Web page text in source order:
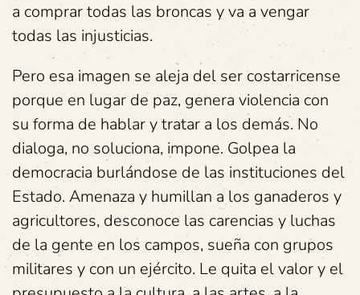
a comprar todas las broncas y va a vengar
todas las injusticias.
Pero esa imagen se aleja del ser costarricense
porque en lugar de paz, genera violencia con
su forma de hablar y tratar a los demás. No
dialoga, no soluciona, impone. Golpea la
democracia burlándose de las instituciones del
Estado. Amenaza y humillan a los ganaderos y
agricultores, desconoce las carencias y luchas
de la gente en los campos, sueña con grupos
militares y con un ejército. Le quita el valor y el